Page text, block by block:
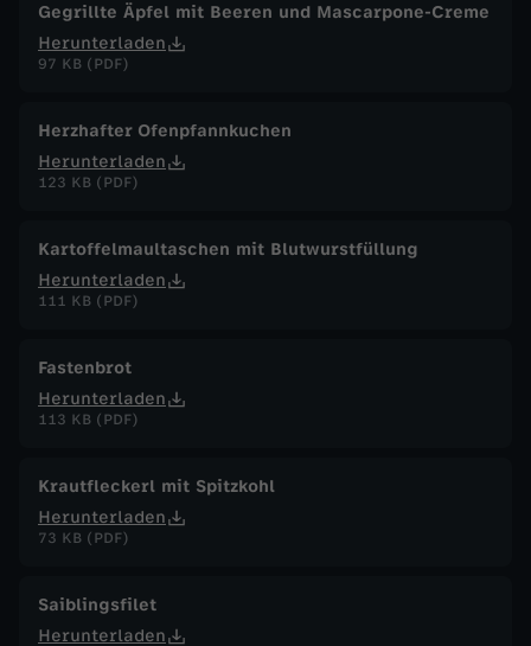
Gegrillte Äpfel mit Beeren und Mascarpone-Creme
Herunterladen
97 KB (PDF)
Herzhafter Ofenpfannkuchen
Herunterladen
123 KB (PDF)
Kartoffelmaultaschen mit Blutwurstfüllung
Herunterladen
111 KB (PDF)
Fastenbrot
Herunterladen
113 KB (PDF)
Krautfleckerl mit Spitzkohl
Herunterladen
73 KB (PDF)
Saiblingsfilet
Herunterladen